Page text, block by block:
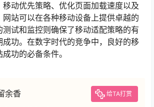
移动优先策略、优化页面加载速度以及
网站可以在各种移动设备上提供卓越的
测试和监控则确保了移动适配策略的有
功。在数字时代的竞争中，良好的移
功的必备条件。
余香 给TA打赏